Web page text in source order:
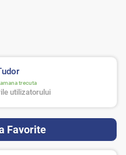
trecuta
utilizatorului
Favorite